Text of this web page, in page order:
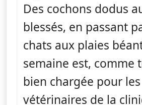
Des cochons dodus
blessés, en passant
chats aux plaies
semaine est, comme
bien chargée pour les
vétérinaires de la